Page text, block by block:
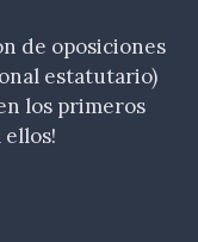
de oposiciones
estatutario)
los primeros
ellos!